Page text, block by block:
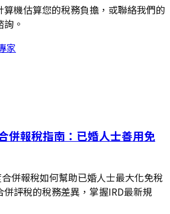
機估算您的稅務負擔，或聯絡我們的
。
家
併報稅指南：已婚人士善用免
併報稅如何幫助已婚人士最大化免稅
評稅的稅務差異，掌握IRD最新規